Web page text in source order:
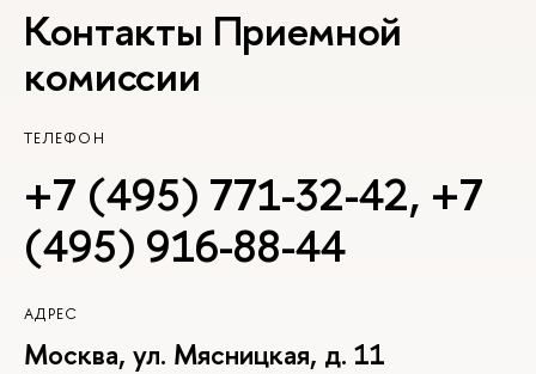
Контакты Приемной
комиссии
ТЕЛЕФОН
+7 (495) 771-32-42, +7
(495) 916-88-44
АДРЕС
Москва, ул. Мясницкая, д. 11